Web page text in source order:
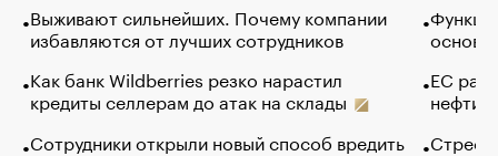
Выживают сильнейших. Почему компании
избавляются от лучших сотрудников
Как банк Wildberries резко нарастил
кредиты селлерам до атак на склады
Сотрудники открыли новый способ вредить
основ
ЕС
нефти